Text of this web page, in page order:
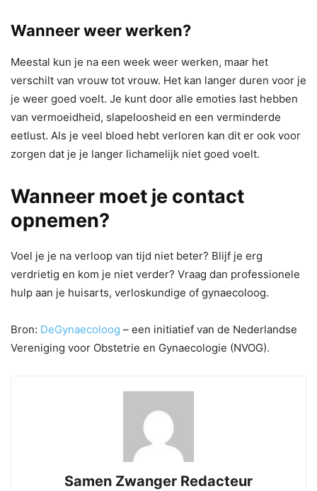
Wanneer weer werken?
Meestal kun je na een week weer werken, maar het
verschilt van vrouw tot vrouw. Het kan langer duren voor je
je weer goed voelt. Je kunt door alle emoties last hebben
van vermoeidheid, slapeloosheid en een verminderde
eetlust. Als je veel bloed hebt verloren kan dit er ook voor
zorgen dat je je langer lichamelijk niet goed voelt.
Wanneer moet je contact
opnemen?
Voel je je na verloop van tijd niet beter? Blijf je erg
verdrietig en kom je niet verder? Vraag dan professionele
hulp aan je huisarts, verloskundige of gynaecoloog.
Bron: DeGynaecoloog – een initiatief van de Nederlandse
Vereniging voor Obstetrie en Gynaecologie (NVOG).
Samen Zwanger Redacteur